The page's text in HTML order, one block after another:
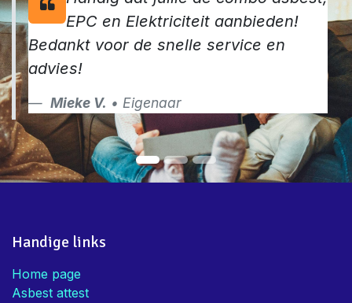
EPC en Elektriciteit aanbieden!
Bedankt voor de snelle service en
advies!
Mieke V. • Eigenaar
Handige links
Home page
Asbest attest